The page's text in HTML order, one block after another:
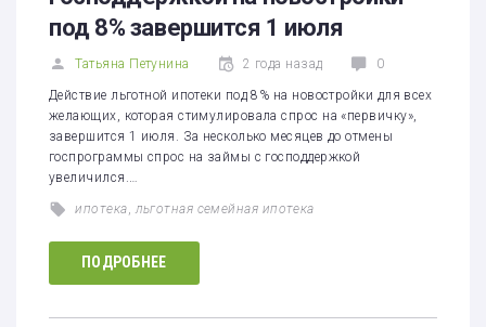
под 8% завершится 1 июля
Татьяна Петунина 2 года назад 0
Действие льготной ипотеки под 8% на новостройки для всех
желающих, которая стимулировала спрос на «первичку»,
завершится 1 июля. За несколько месяцев до отмены
госпрограммы спрос на займы с господдержкой
увеличился.…
ипотека,льготная семейная ипотека
ПОДРОБНЕЕ